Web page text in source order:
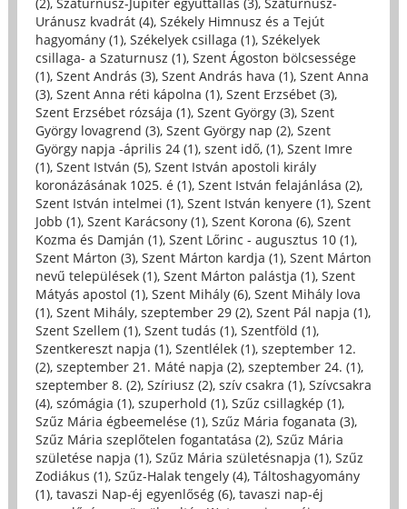
Uránusz kvadrát (4), Székely Himnusz és a Tejút
hagyomány (1), Székelyek csillaga (1), Székelyek
csillaga- a Szaturnusz (1), Szent Ágoston bölcsessége
(1), Szent András (3), Szent András hava (1), Szent Anna
(3), Szent Anna réti kápolna (1), Szent Erzsébet (3),
Szent Erzsébet rózsája (1), Szent György (3), Szent
György lovagrend (3), Szent György nap (2), Szent
György napja -április 24 (1), szent idő, (1), Szent Imre
(1), Szent István (5), Szent István apostoli király
koronázásának 1025. é (1), Szent István felajánlása (2),
Szent István intelmei (1), Szent István kenyere (1), Szent
Jobb (1), Szent Karácsony (1), Szent Korona (6), Szent
Kozma és Damján (1), Szent Lőrinc - augusztus 10 (1),
Szent Márton (3), Szent Márton kardja (1), Szent Márton
nevű települések (1), Szent Márton palástja (1), Szent
Mátyás apostol (1), Szent Mihály (6), Szent Mihály lova
(1), Szent Mihály, szeptember 29 (2), Szent Pál napja (1),
Szent Szellem (1), Szent tudás (1), Szentföld (1),
Szentkereszt napja (1), Szentlélek (1), szeptember 12.
(2), szeptember 21. Máté napja (2), szeptember 24. (1),
szeptember 8. (2), Szíriusz (2), szív csakra (1), Szívcsakra
(4), szómágia (1), szuperhold (1), Szűz csillagkép (1),
Szűz Mária égbeemelése (1), Szűz Mária foganata (3),
Szűz Mária szeplőtelen fogantatása (2), Szűz Mária
születése napja (1), Szűz Mária születésnapja (1), Szűz
Zodiákus (1), Szűz-Halak tengely (4), Táltoshagyomány
(1), tavaszi Nap-éj egyenlőség (6), tavaszi nap-éj